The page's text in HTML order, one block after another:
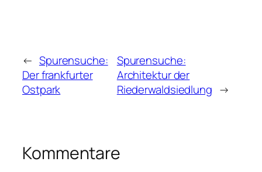
← Spurensuche:
Der frankfurter
Ostpark
Spurensuche:
Architektur der
Riederwaldsiedlung →
Kommentare